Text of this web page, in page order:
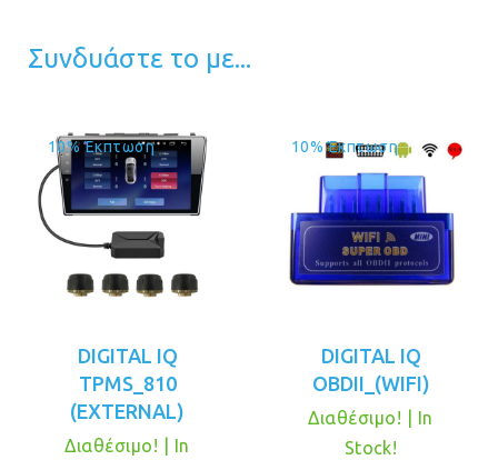
Συνδυάστε το με...
10% Έκπτωση
DIGITAL IQ
TPMS_810
(EXTERNAL)
Διαθέσιμο! | In
10% Έκπτωση
DIGITAL IQ
OBDII_(WIFI)
Διαθέσιμο! | In
Stock!